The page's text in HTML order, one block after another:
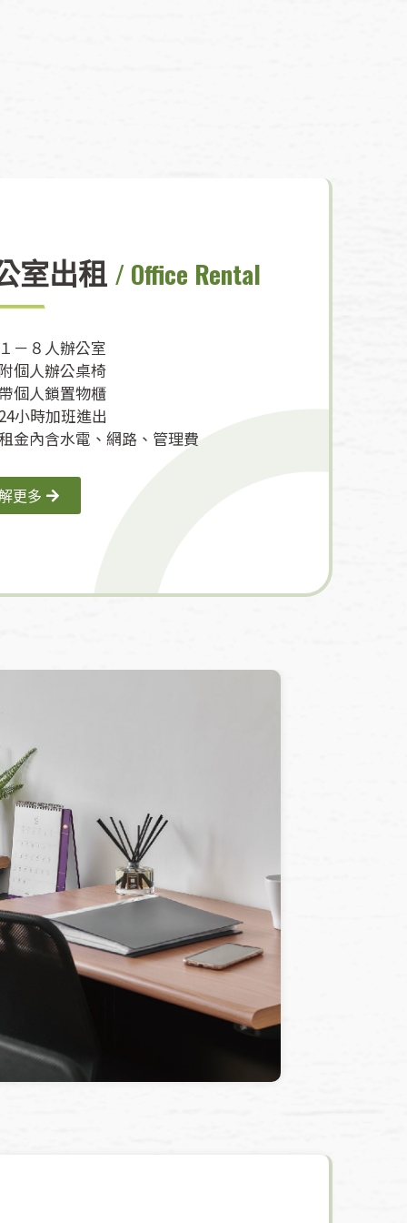
室出租 / Office Rental
－８人辦公室
個人辦公桌椅
個人鎖置物櫃
小時加班進出
金內含水電、網路、管理費
更多